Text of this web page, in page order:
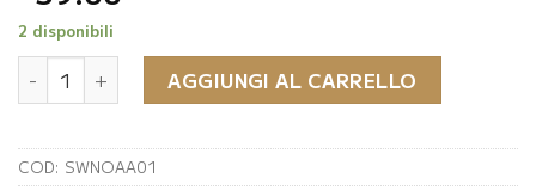
2 disponibili
Mono orecchino Rebecca con lettera pendente quantità
AGGIUNGI AL CARRELLO
COD: SWNOAA01